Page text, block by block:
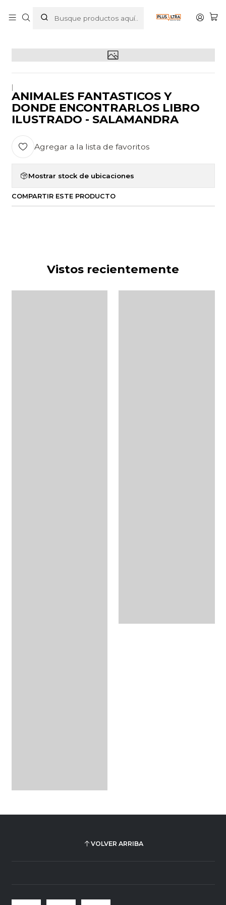
ANIMALES FANTASTICOS Y DONDE ENCONTRARLOS LIBRO
ILUSTRADO - SALAMANDRA
ANIMALES FANTASTICOS Y
DONDE ENCONTRARLOS LIBRO
ILUSTRADO - SALAMANDRA
Agregar a la lista de favoritos
Mostrar stock de ubicaciones
COMPARTIR ESTE PRODUCTO
Vistos recientemente
VOLVER ARRIBA